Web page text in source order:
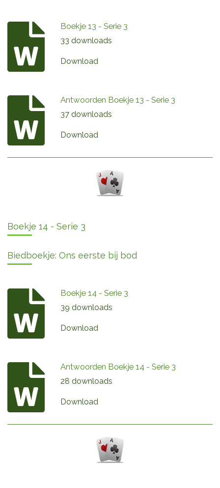
Boekje 13 - Serie 3
33 downloads
Download
Antwoorden Boekje 13 - Serie 3
37 downloads
Download
Boekje 14 - Serie 3
Biedboekje: Ons eerste bij bod
Boekje 14 - Serie 3
39 downloads
Download
Antwoorden Boekje 14 - Serie 3
28 downloads
Download